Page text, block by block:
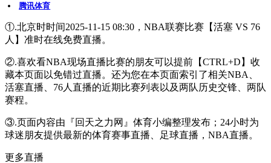
腾讯体育
①.北京时时间2025-11-15 08:30，NBA联赛比赛【活塞 VS 76
人】准时在线免费直播。
②.喜欢看NBA现场直播比赛的朋友可以提前【CTRL+D】收
藏本页面以免错过直播。还为您在本页面索引了相关NBA、
活塞直播、76人直播的近期比赛列表以及两队历史交锋、两队
赛程。
③.页面内容由『回天之力网』体育小编整理发布；24小时为
球迷朋友提供最新的体育赛事直播、足球直播，NBA直播。
更多直播